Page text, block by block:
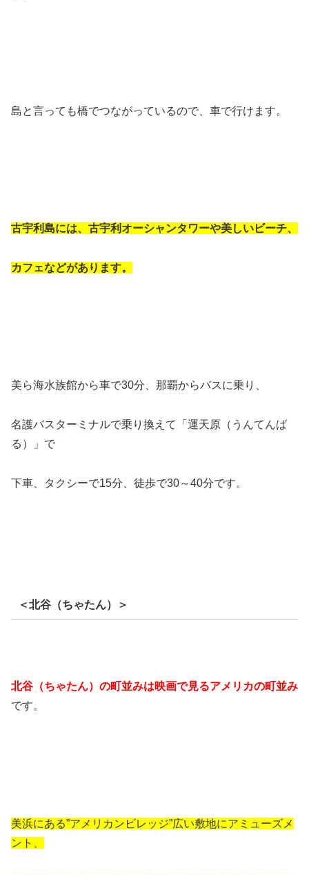
島と言っても橋でつながっているので、車で行けます。
古宇利島には、古宇利オーシャンタワーや美しいビーチ、
カフェなどがあります。
美ら海水族館から車で30分、那覇からバスに乗り、
名護バスターミナルで乗り換えて「運天原（うんてんば
る）」で
下車、タクシーで15分、徒歩で30～40分です。
＜北谷（ちゃたん）＞
北谷（ちゃたん）の町並みは映画で見るアメリカの町並み
です。
美浜にある”アメリカンビレッジ”広い敷地にアミューズメ
ント、